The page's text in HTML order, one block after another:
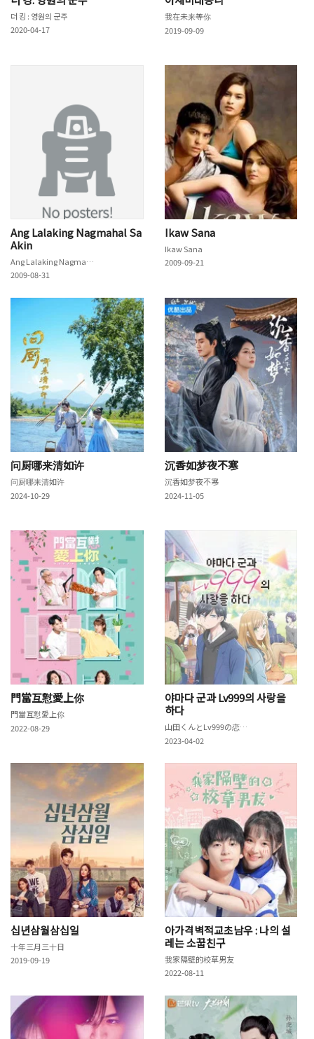
더 킹 : 영원의 군주
2020-04-17
我在未来等你
2019-09-09
Ang Lalaking Nagmahal Sa
Akin
Ang Lalaking Nagmahal Sa Akin
2009-08-31
Ikaw Sana
Ikaw Sana
2009-09-21
问厨哪来清如许
问厨哪来清如许
2024-10-29
沉香如梦夜不寒
沉香如梦夜不寒
2024-11-05
門當互懟愛上你
門當互懟愛上你
2022-08-29
야마다 군과 Lv999의 사랑을
하다
山田くんとLv999の恋をする
2023-04-02
십년삼월삼십일
十年三月三十日
2019-09-19
아가격벽적교초남우 : 나의 설
레는 소꿉친구
我家隔壁的校草男友
2022-08-11